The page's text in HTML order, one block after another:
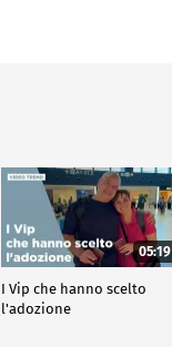
05:19
I Vip che hanno scelto
l'adozione